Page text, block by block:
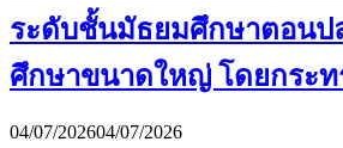
ระดับชั้นมัธยมศึกษาตอนป
ศึกษาขนาดใหญ่ โดยกระท
04/07/202604/07/2026